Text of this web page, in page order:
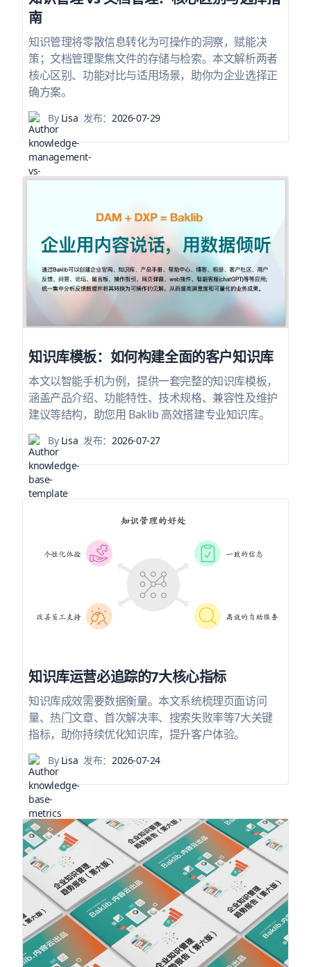
南
知识管理将零散信息转化为可操作的洞察，赋能决
策；文档管理聚焦文件的存储与检索。本文解析两者
核心区别、功能对比与适用场景，助你为企业选择正
确方案。
ByLisa 发布：2026-07-29
知识库模板：如何构建全面的客户知识库
本文以智能手机为例，提供一套完整的知识库模板，
涵盖产品介绍、功能特性、技术规格、兼容性及维护
建议等结构，助您用 Baklib 高效搭建专业知识库。
ByLisa 发布：2026-07-27
知识库运营必追踪的7大核心指标
知识库成效需要数据衡量。本文系统梳理页面访问
量、热门文章、首次解决率、搜索失败率等7大关键
指标，助你持续优化知识库，提升客户体验。
ByLisa 发布：2026-07-24